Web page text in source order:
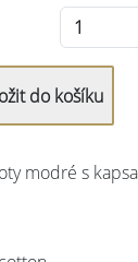
modré s